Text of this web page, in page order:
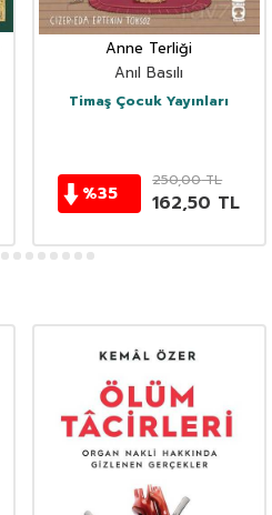
Anne Terliği
Anıl Basılı
Timaş Çocuk Yayınları
%35
250,00TL
162,50 TL